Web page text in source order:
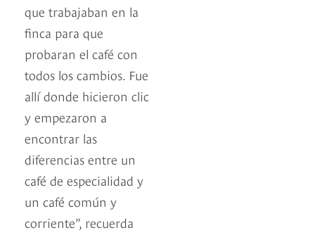
que trabajaban en la
finca para que
probaran el café con
todos los cambios. Fue
allí donde hicieron clic
y empezaron a
encontrar las
diferencias entre un
café de especialidad y
un café común y
corriente”, recuerda